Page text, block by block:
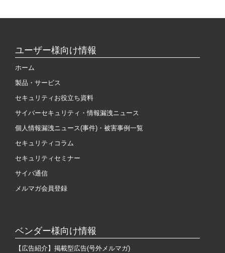
ユーザー様向け情報
ホーム
製品・サービス
セキュリティお役立ち資料
サイバーセキュリティ・情報漏洩ニュース
個人情報漏洩ニュース(事件)・被害事例一覧
セキュリティコラム
セキュリティセミナー
サイバ通信
メルマガ会員登録
ベンダー様向け情報
【広告紹介】掲載型広告(号外メルマガ)